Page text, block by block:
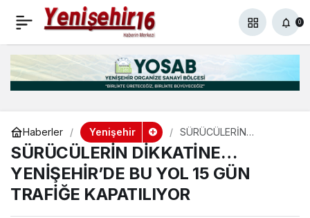
0
Haberler Yenişehir
SÜRÜCÜLERİN
DİKKATİNE…
YENİŞEHİR’DE BU YOL
15 GÜN TRAFİĞE
KAPATILIYOR
SÜRÜCÜLERİN DİKKATİNE…
YENİŞEHİR’DE BU YOL 15 GÜN
TRAFİĞE KAPATILIYOR
Yenişehir’in tanıtımı
Arabistan’da yapıldı
0 Paylaş